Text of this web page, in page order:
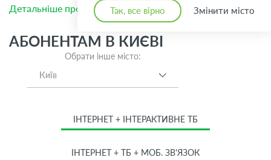
Так, все вірно Змінити місто
Детальніше про тариф Преміум + Інтернет 1 Гбіт/с
АБОНЕНТАМ В КИЄВІ
Обрати інше місто:
Київ
ІНТЕРНЕТ + ІНТЕРАКТИВНЕ ТБ
ІНТЕРНЕТ + ТБ + МОБ. ЗВ'ЯЗОК